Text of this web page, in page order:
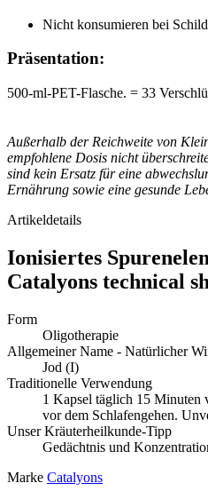
Nicht konsumieren bei
Präsentation:
500-ml-PET-Flasche. = 33
Außerhalb der Reichweite von
empfohlene Dosis nicht
sind kein Ersatz für eine
Ernährung sowie eine gesunde
Artikeldetails
Ionisiertes
Catalyons technical
Form
Oligotherapie
Allgemeiner Name - Natürlicher
Jod (I)
Traditionelle Verwendung
1 Kapsel täglich 15 Minuten
vor dem Schlafengehen.
Unser Kräuterheilkunde-Tipp
Gedächtnis und
Marke Catalyons